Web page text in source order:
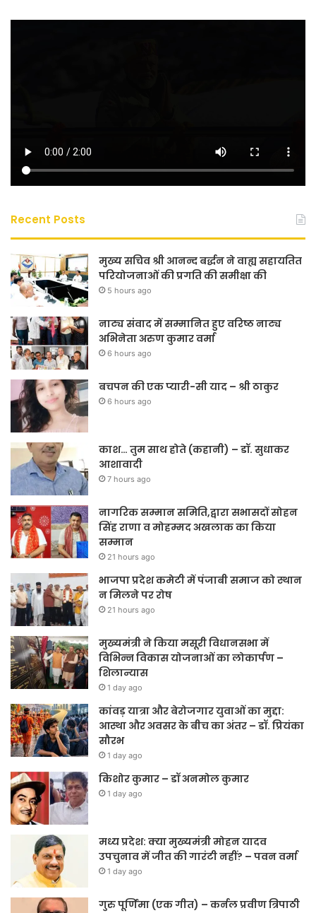
Recent Posts
मुख्य सचिव श्री आनन्द बर्द्धन ने वाह्य सहायतित
परियोजनाओं की प्रगति की समीक्षा की
5 hours ago
नाट्य संवाद में सम्मानित हुए वरिष्ठ नाट्य
अभिनेता अरुण कुमार वर्मा
6 hours ago
बचपन की एक प्यारी-सी याद – श्री ठाकुर
6 hours ago
काश… तुम साथ होते (कहानी) – डॉ. सुधाकर
आशावादी
7 hours ago
नागरिक सम्मान समिति,द्वारा सभासदों सोहन
सिंह राणा व मोहम्मद अखलाक का किया
सम्मान
21 hours ago
भाजपा प्रदेश कमेटी में पंजाबी समाज को स्थान
न मिलने पर रोष
21 hours ago
मुख्यमंत्री ने किया मसूरी विधानसभा में
विभिन्न विकास योजनाओं का लोकार्पण –
शिलान्यास
1 day ago
कांवड़ यात्रा और बेरोजगार युवाओं का मुद्दा:
आस्था और अवसर के बीच का अंतर – डॉ. प्रियंका
सौरभ
1 day ago
किशोर कुमार – डॉ अनमोल कुमार
1 day ago
मध्य प्रदेश: क्या मुख्यमंत्री मोहन यादव
उपचुनाव में जीत की गारंटी नहीं? – पवन वर्मा
1 day ago
गुरु पूर्णिमा (एक गीत) – कर्नल प्रवीण त्रिपाठी